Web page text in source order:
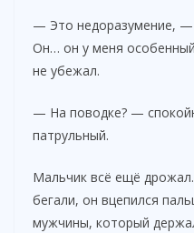
— Это недоразумение,
Он… он у меня
не убежал.
— На поводке? —
патрульный.
Мальчик всё ещё дрожал.
бегали, он вцепился
мужчины, который